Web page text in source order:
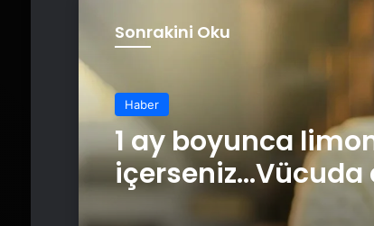
Sonrakini Oku
Haber
1 ay boyunca
içerseniz…Vücuda
inanılmaz!